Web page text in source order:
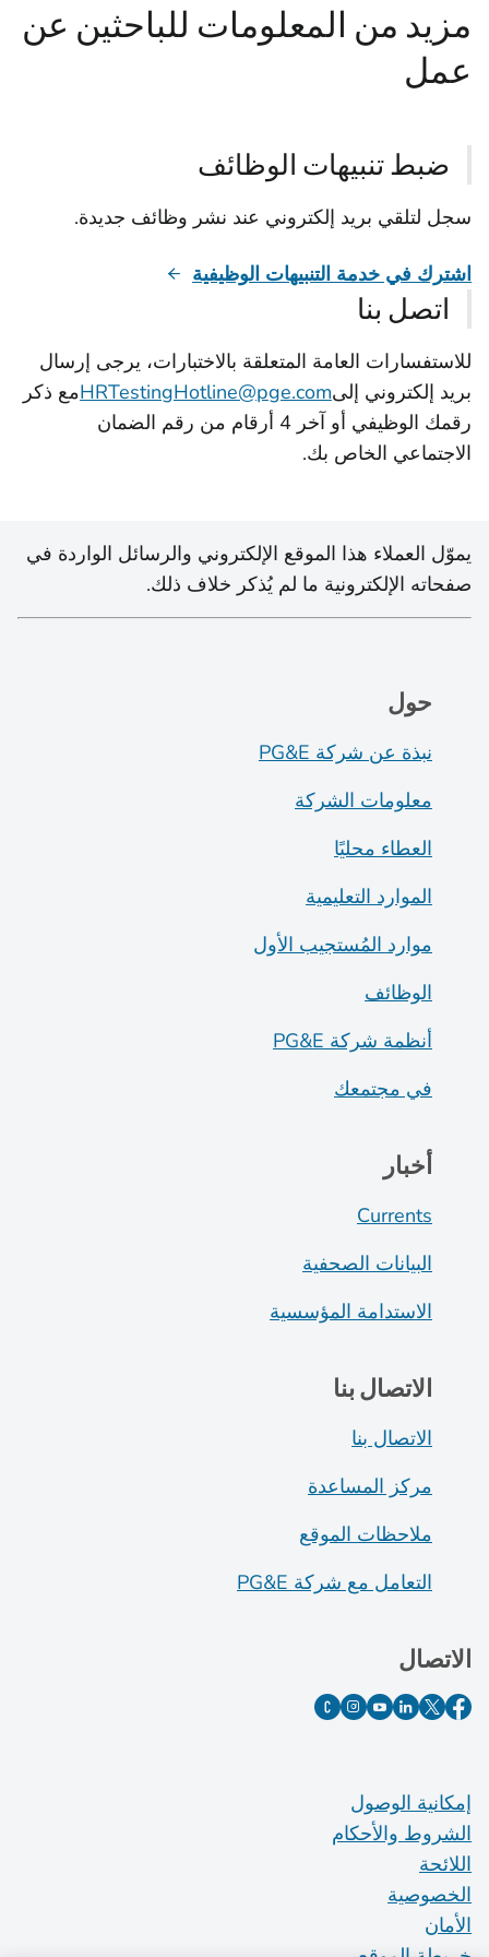
مزيد من المعلومات للباحثين عن
عمل
ضبط تنبيهات الوظائف
سجل لتلقي بريد إلكتروني عند نشر وظائف جديدة.
اشترك في خدمة التنبيهات الوظيفية
اتصل بنا
للاستفسارات العامة المتعلقة بالاختبارات، يرجى إرسال
بريد إلكتروني إلىHRTestingHotline@pge.comمع ذكر
رقمك الوظيفي أو آخر 4 أرقام من رقم الضمان
الاجتماعي الخاص بك.
يموّل العملاء هذا الموقع الإلكتروني والرسائل الواردة في
صفحاته الإلكترونية ما لم يُذكر خلاف ذلك.
حول
نبذة عن شركة PG&E
معلومات الشركة
العطاء محليًا
الموارد التعليمية
موارد المُستجيب الأول
الوظائف
أنظمة شركة PG&E
في مجتمعك
أخبار
Currents
البيانات الصحفية
الاستدامة المؤسسية
الاتصال بنا
الاتصال بنا
مركز المساعدة
ملاحظات الموقع
التعامل مع شركة PG&E
الاتصال
إمكانية الوصول
الشروط والأحكام
اللائحة
الخصوصية
الأمان